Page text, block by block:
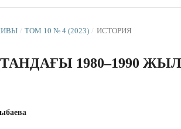
/ ТОМ 10 № 4 (2023) / ИСТОРИЯ
1980–1990